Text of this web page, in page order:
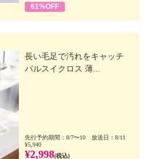
61%OFF
長い毛足で汚れをキャッチ
パルスイクロス 薄...
先行予約期間：8/7〜10 放送日：8/11
¥5,940
¥2,998(税込)